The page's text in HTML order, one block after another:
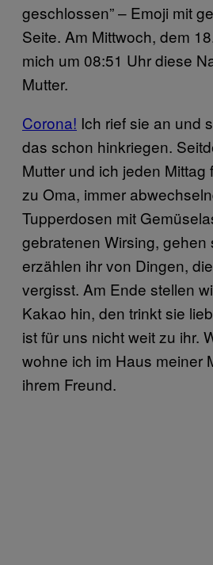
geschlossen” – Emoji mit
Seite. Am Mittwoch, dem
mich um 08:51 Uhr diese
Mutter.
Corona! Ich rief sie an und
das schon hinkriegen.
Mutter und ich jeden Mittag
zu Oma, immer
Tupperdosen mit
gebratenen Wirsing, gehen
erzählen ihr von Dingen,
vergisst. Am Ende stellen
Kakao hin, den trinkt sie
ist für uns nicht weit zu ihr.
wohne ich im Haus meiner
ihrem Freund.